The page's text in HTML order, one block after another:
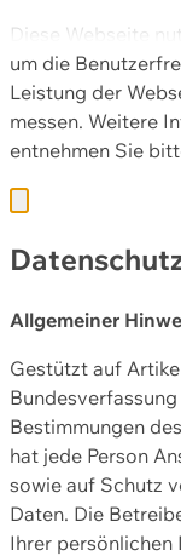
Diese Webseite
um die
Leistung der
messen. Weitere
entnehmen Sie
Allgemeiner
Gestützt auf
Bestimmungen
hat jede Person
sowie auf Schutz
Daten. Die
Ihrer persönlichen